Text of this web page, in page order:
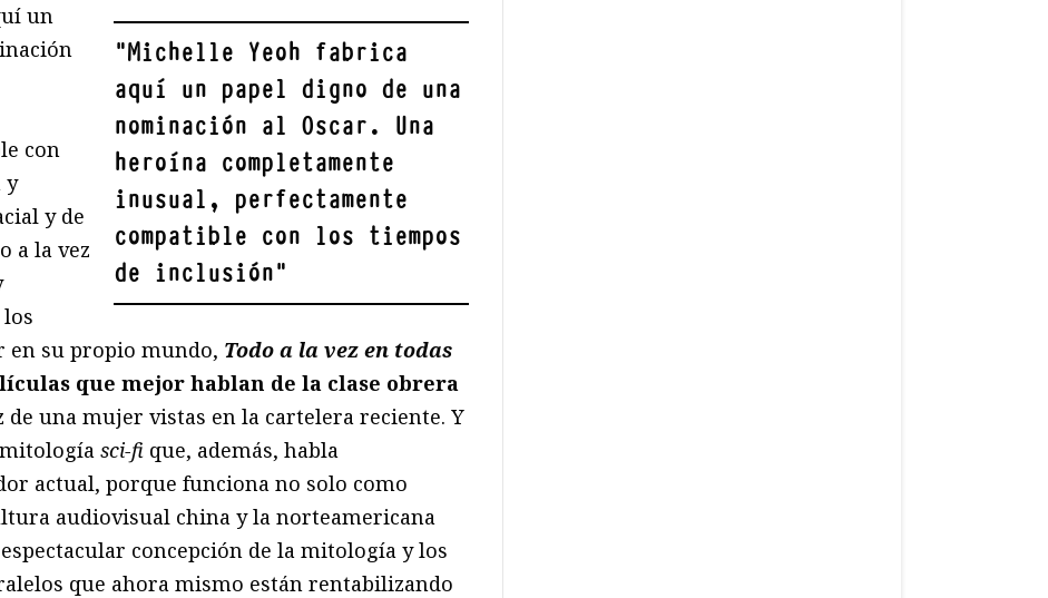
"Michelle Yeoh fabrica
aquí un papel digno de una
nominación al Oscar. Una
heroína completamente
inusual, perfectamente
compatible con los tiempos
de inclusión"
un
con
y
y de
a la vez
en su propio mundo, Todo a la vez en todas
que mejor hablan de la clase obrera
de una mujer vistas en la cartelera reciente. Y
sci-fi que, además, habla
actual, porque funciona no solo como
audiovisual china y la norteamericana
concepción de la mitología y los
que ahora mismo están rentabilizando